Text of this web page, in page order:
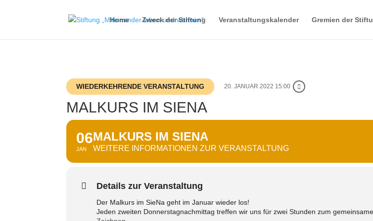
Home Zweck der Stiftung Veranstaltungskalender Gremien der
WIEDERKEHRENDE VERANSTALTUNG 20. JANUAR 2022 15:00
MALKURS IM SIENA
06
JAN
MALKURS IM SIENA
WEITERE INFORMATIONEN ZUR VERANSTALTUNG
Details zur Veranstaltung
Der Malkurs im SieNa geht im Januar wieder los!
Jeden zweiten Donnerstagnachmittag treffen wir uns für zwei Stunden zum